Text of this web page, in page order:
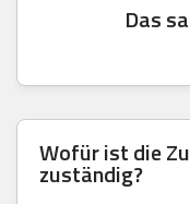
Das
Wofür ist die
zuständig?